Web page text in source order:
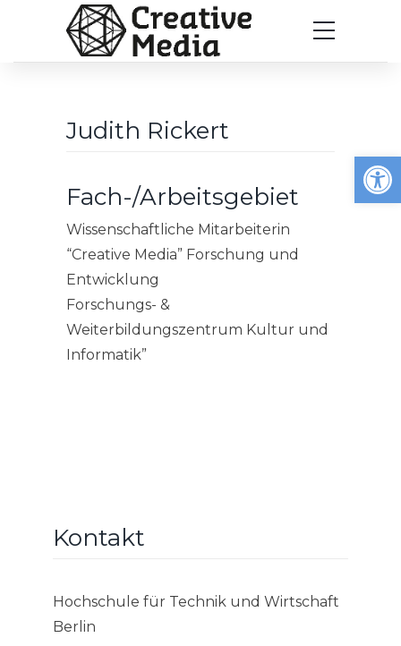
Werkzeugleiste öffnen
Judith Rickert
Fach-/Arbeitsgebiet
Wissenschaftliche Mitarbeiterin
“Creative Media” Forschung und
Entwicklung
Forschungs- &
Weiterbildungszentrum Kultur und
Informatik”
Kontakt
Hochschule für Technik und Wirtschaft
Berlin